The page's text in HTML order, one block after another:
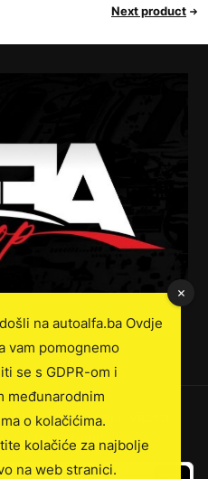
Next product
prodaja, vijesti
mnogo toga!
na autoalfa.ba Ovdje
vam pomognemo
se s GDPR-om i
međunarodnim
o kolačićima.
kolačiće za najbolje
na web stranici.